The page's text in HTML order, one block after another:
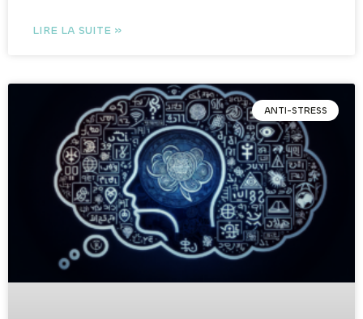
LIRE LA SUITE »
ANTI-STRESS